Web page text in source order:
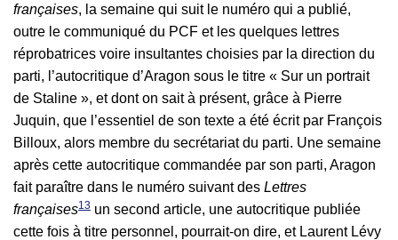
françaises, la semaine qui suit le numéro qui a publié,
outre le communiqué du PCF et les quelques lettres
réprobatrices voire insultantes choisies par la direction du
parti, l’autocritique d’Aragon sous le titre « Sur un portrait
de Staline », et dont on sait à présent, grâce à Pierre
Juquin, que l’essentiel de son texte a été écrit par François
Billoux, alors membre du secrétariat du parti. Une semaine
après cette autocritique commandée par son parti, Aragon
fait paraître dans le numéro suivant des Lettres
françaises13 un second article, une autocritique publiée
cette fois à titre personnel, pourrait-on dire, et Laurent Lévy